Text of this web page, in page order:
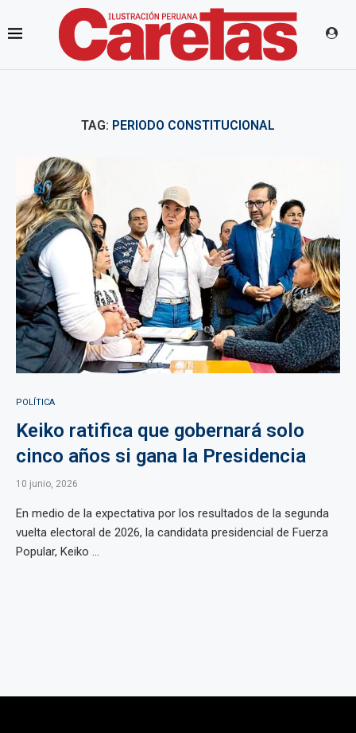
TAG: PERIODO CONSTITUCIONAL
POLÍTICA
Keiko ratifica que gobernará solo
cinco años si gana la Presidencia
10 junio, 2026
En medio de la expectativa por los resultados de la segunda
vuelta electoral de 2026, la candidata presidencial de Fuerza
Popular, Keiko ...